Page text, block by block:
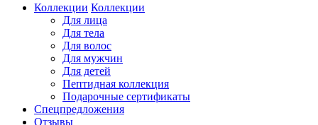
Коллекции Коллекции
Для лица
Для тела
Для волос
Для мужчин
Для детей
Пептидная коллекция
Подарочные сертификаты
Спецпредложения
Отзывы